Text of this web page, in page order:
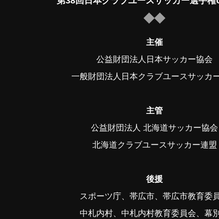
主催
公益財団法人日本サッカー協会
一般財団法人日本クラブユースサッカ
主管
公益財団法人 北海道サッカー協会
北海道クラブユースサッカー連盟
後援
スポーツ庁、帯広市、帯広市教育委
中札内村、中札内村教育委員会、幕別